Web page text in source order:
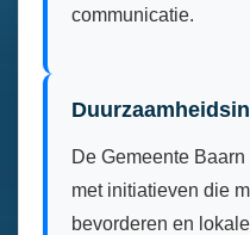
communicatie.
De Gemeente
met initiatieven die
bevorderen en